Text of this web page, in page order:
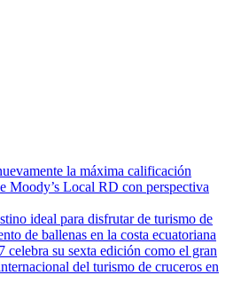
la máxima calificación
Moody’s Local RD con perspectiva
ideal para disfrutar de turismo de
de ballenas en la costa ecuatoriana
su sexta edición como el gran
del turismo de cruceros en